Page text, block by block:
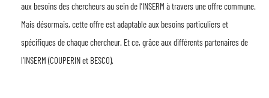
aux besoins des chercheurs au sein de l’INSERM à travers une offre commune.
Mais désormais, cette offre est adaptable aux besoins particuliers et
spécifiques de chaque chercheur. Et ce, grâce aux différents partenaires de
l’INSERM (COUPERIN et BESCO).